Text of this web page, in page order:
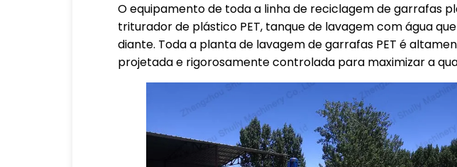
O equipamento de toda a linha de reciclagem de garrafas
triturador de plástico PET, tanque de lavagem com água
diante. Toda a planta de lavagem de garrafas PET é
projetada e rigorosamente controlada para maximizar a